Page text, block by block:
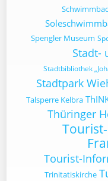
Spengler Museum
Stadt-
Stadtbibliothek
Stadtpark
Talsperre Kelbra
Thüringer
Tourist-
Trinitatiskirche